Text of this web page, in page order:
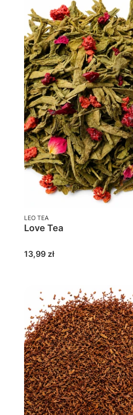
PRODUCENT
LEO TEA
Love Tea
Cena
13,99 zł